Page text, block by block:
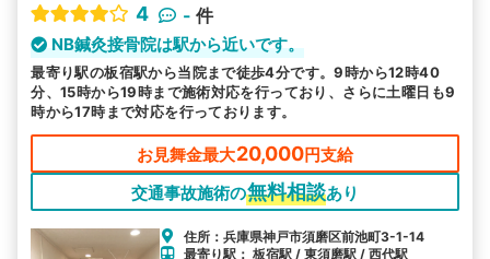
4
- 件
NB鍼灸接骨院は駅から近いです。
最寄り駅の板宿駅から当院まで徒歩4分です。9時から12時40
分、15時から19時まで施術対応を行っており、さらに土曜日も9
時から17時まで対応を行っております。
お見舞金最大20,000円支給
交通事故施術の無料相談あり
住所：兵庫県神戸市須磨区前池町3-1-14
最寄り駅： 板宿駅 / 東須磨駅 / 西代駅